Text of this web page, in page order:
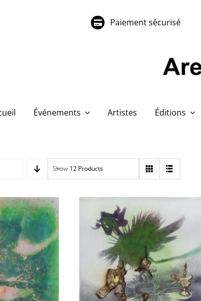
Paiement sécurisé
Événements Artistes Éditions
Save 20% on 1item
Show 12 Products
– Hymne
Akira Inumaru – Passion
5